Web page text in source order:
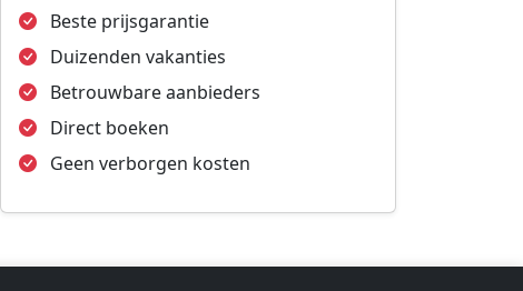
Beste prijsgarantie
Duizenden vakanties
Betrouwbare aanbieders
Direct boeken
Geen verborgen kosten